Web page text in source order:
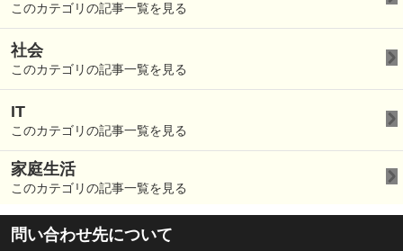
このカテゴリの記事一覧を見る
社会
このカテゴリの記事一覧を見る
IT
このカテゴリの記事一覧を見る
家庭生活
このカテゴリの記事一覧を見る
問い合わせ先について